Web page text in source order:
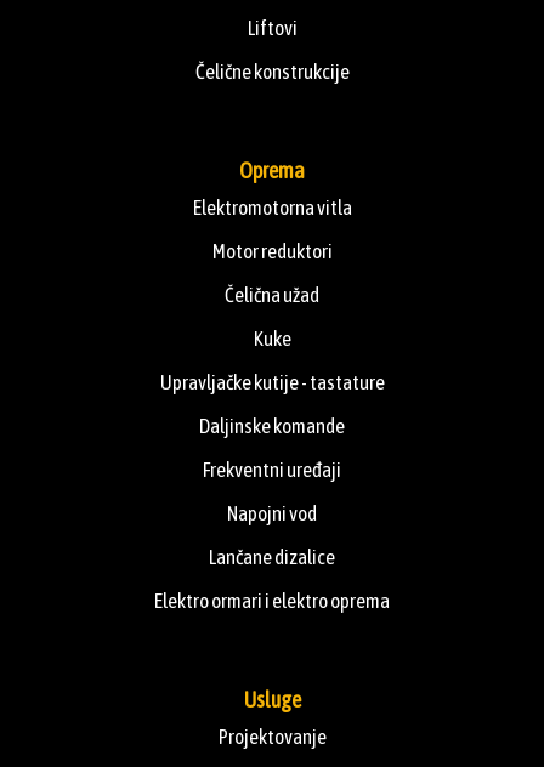
Liftovi
Čelične konstrukcije
Oprema
Elektromotorna vitla
Motor reduktori
Čelična užad
Kuke
Upravljačke kutije - tastature
Daljinske komande
Frekventni uređaji
Napojni vod
Lančane dizalice
Elektro ormari i elektro oprema
Usluge
Projektovanje